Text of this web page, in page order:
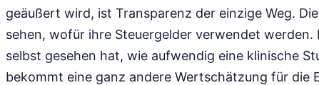
geäußert wird, ist Transparenz der einzige Weg.
sehen, wofür ihre Steuergelder verwendet werden.
selbst gesehen hat, wie aufwendig eine klinische
bekommt eine ganz andere Wertschätzung für die